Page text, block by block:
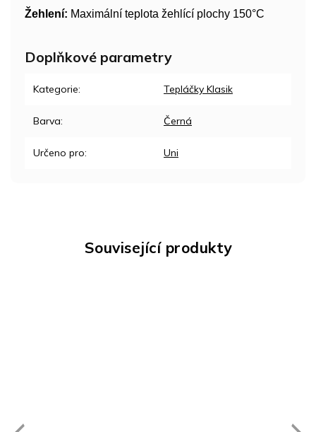
Související produkty
Žehlení: Maximální teplota žehlící plochy 150°C
Doplňkové parametry
Kategorie: Tepláčky Klasik
Barva: Černá
Určeno pro: Uni